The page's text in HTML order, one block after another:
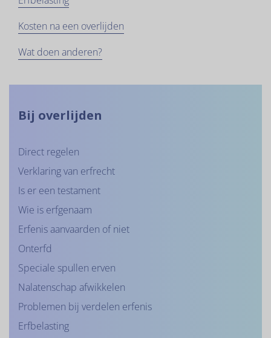
Kosten na een overlijden
Wat doen anderen?
Bij overlijden
Direct regelen
Verklaring van erfrecht
Is er een testament
Wie is erfgenaam
Erfenis aanvaarden of niet
Onterfd
Speciale spullen erven
Nalatenschap afwikkelen
Problemen bij verdelen erfenis
Erfbelasting